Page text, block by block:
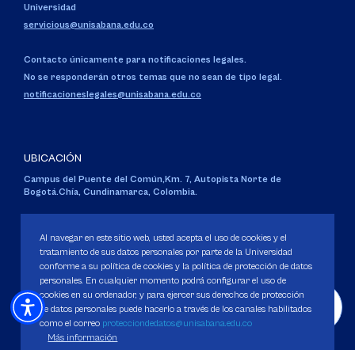
Universidad
servicious@unisabana.edu.co
Contacto únicamente para notificaciones legales.
No se responderán otros temas que no sean de tipo legal.
notificacioneslegales@unisabana.edu.co
UBICACIÓN
Campus del Puente del Común,Km. 7, Autopista Norte de
Bogotá.Chía, Cundinamarca, Colombia.
Personería Jurídica:Resolución 130 del 14 de enero de 1980.
Ministerio de Educación Nacional.
Política de Protección de datos
Al navegar en este sitio web, usted acepta el uso de cookies y el
tratamiento de sus datos personales por parte de la Universidad
conforme a su política de cookies y la política de protección de datos
personales. En cualquier momento podrá configurar el uso de
cookies en su ordenador, y para ejercer sus derechos de protección
de datos personales puede hacerlo a través de los canales habilitados
como el correo protecciondedatos@unisabana.edu.co
Más información